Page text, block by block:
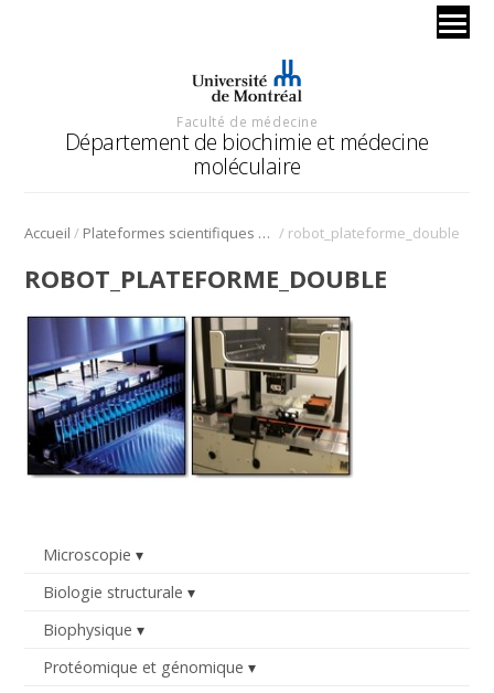
Faculté de médecine
Département de biochimie et médecine
moléculaire
Accueil / Plateformes scientifiques BMM / robot_plateforme_double
Microscopie
Biologie structurale
Biophysique
Protéomique et génomique
ROBOT_PLATEFORME_DOUBLE